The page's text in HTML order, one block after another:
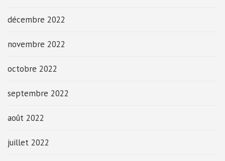
décembre 2022
novembre 2022
octobre 2022
septembre 2022
août 2022
juillet 2022